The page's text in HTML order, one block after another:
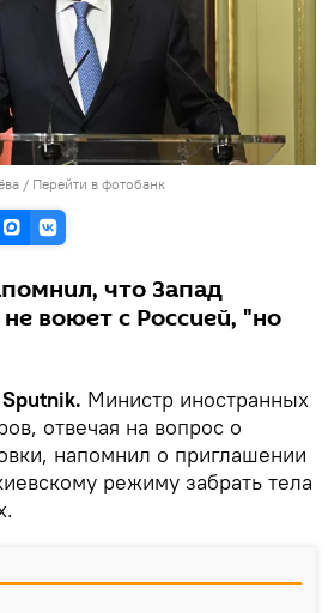
/ Перейти в фотобанк
что Запад
воюет с Россией, "но
Министр иностранных
отвечая на вопрос о
напомнил о приглашении
режиму забрать тела